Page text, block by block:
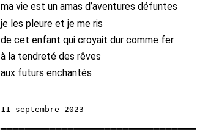
ma vie est un amas d’aventures défuntes
je les pleure et je me ris
de cet enfant qui croyait dur comme fer
à la tendreté des rêves
aux futurs enchantés
━━━━━━━━━━━━━━━━━━━━━━━━━━━━━━━━